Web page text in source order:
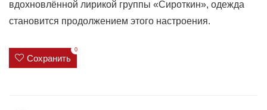
вдохновлённой лирикой группы «Сироткин», одежда
становится продолжением этого настроения.
Сохранить
0